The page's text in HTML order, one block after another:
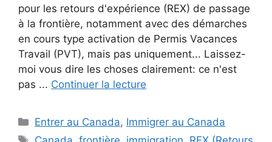
pour les retours d'expérience (REX) de passage
à la frontière, notamment avec des démarches
en cours type activation de Permis Vacances
Travail (PVT), mais pas uniquement... Laissez-
moi vous dire les choses clairement: ce n'est
pas ... Continuer la lecture
Catégories
Entrer au Canada, Immigrer au Canada
Étiquettes